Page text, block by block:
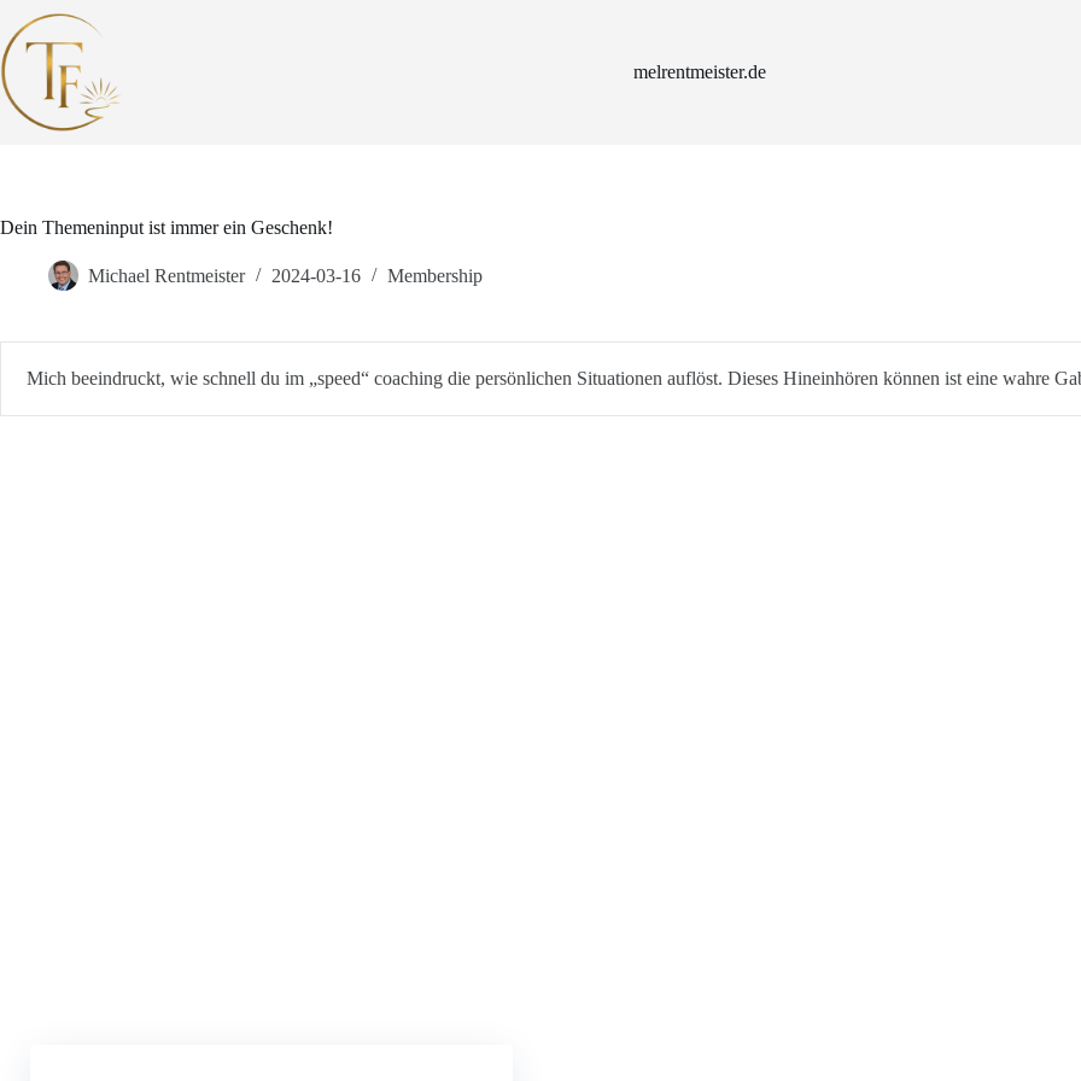
Inhalt
springen
melrentmeister.de
Dein Themeninput ist immer ein Geschenk!
Michael Rentmeister 2024-03-16 Membership
Mich beeindruckt, wie schnell du im „speed“ coaching die persönlichen Situationen auflöst. Dieses Hineinhören können ist eine wahre